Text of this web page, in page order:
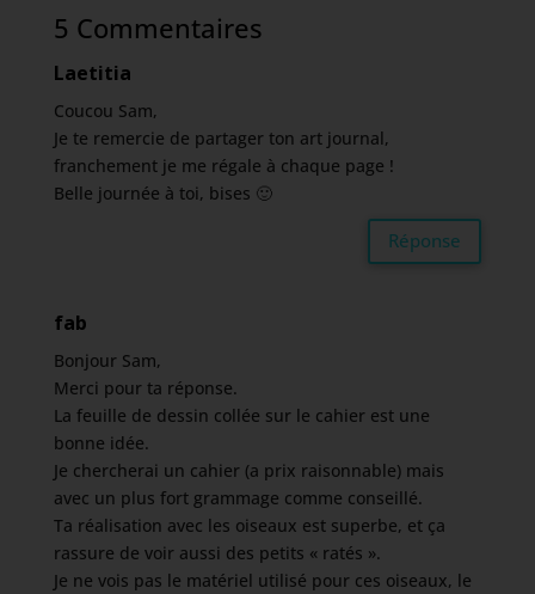
5 Commentaires
Laetitia
Coucou Sam,
Je te remercie de partager ton art journal,
franchement je me régale à chaque page !
Belle journée à toi, bises 🙂
Réponse
fab
Bonjour Sam,
Merci pour ta réponse.
La feuille de dessin collée sur le cahier est une
bonne idée.
Je chercherai un cahier (a prix raisonnable) mais
avec un plus fort grammage comme conseillé.
Ta réalisation avec les oiseaux est superbe, et ça
rassure de voir aussi des petits « ratés ».
Je ne vois pas le matériel utilisé pour ces oiseaux, le